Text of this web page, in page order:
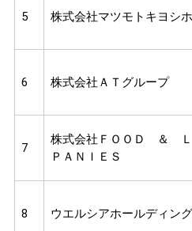
5 株式会社マツモトキヨシ
6 株式会社ＡＴグループ
7
株式会社ＦＯＯＤ ＆
ＰＡＮＩＥＳ
8 ウエルシアホールディン